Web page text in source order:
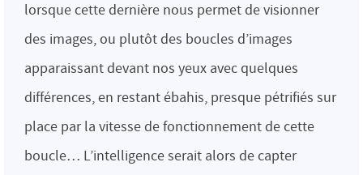
lorsque cette dernière nous permet de visionner
des images, ou plutôt des boucles d’images
apparaissant devant nos yeux avec quelques
différences, en restant ébahis, presque pétrifiés sur
place par la vitesse de fonctionnement de cette
boucle… L’intelligence serait alors de capter